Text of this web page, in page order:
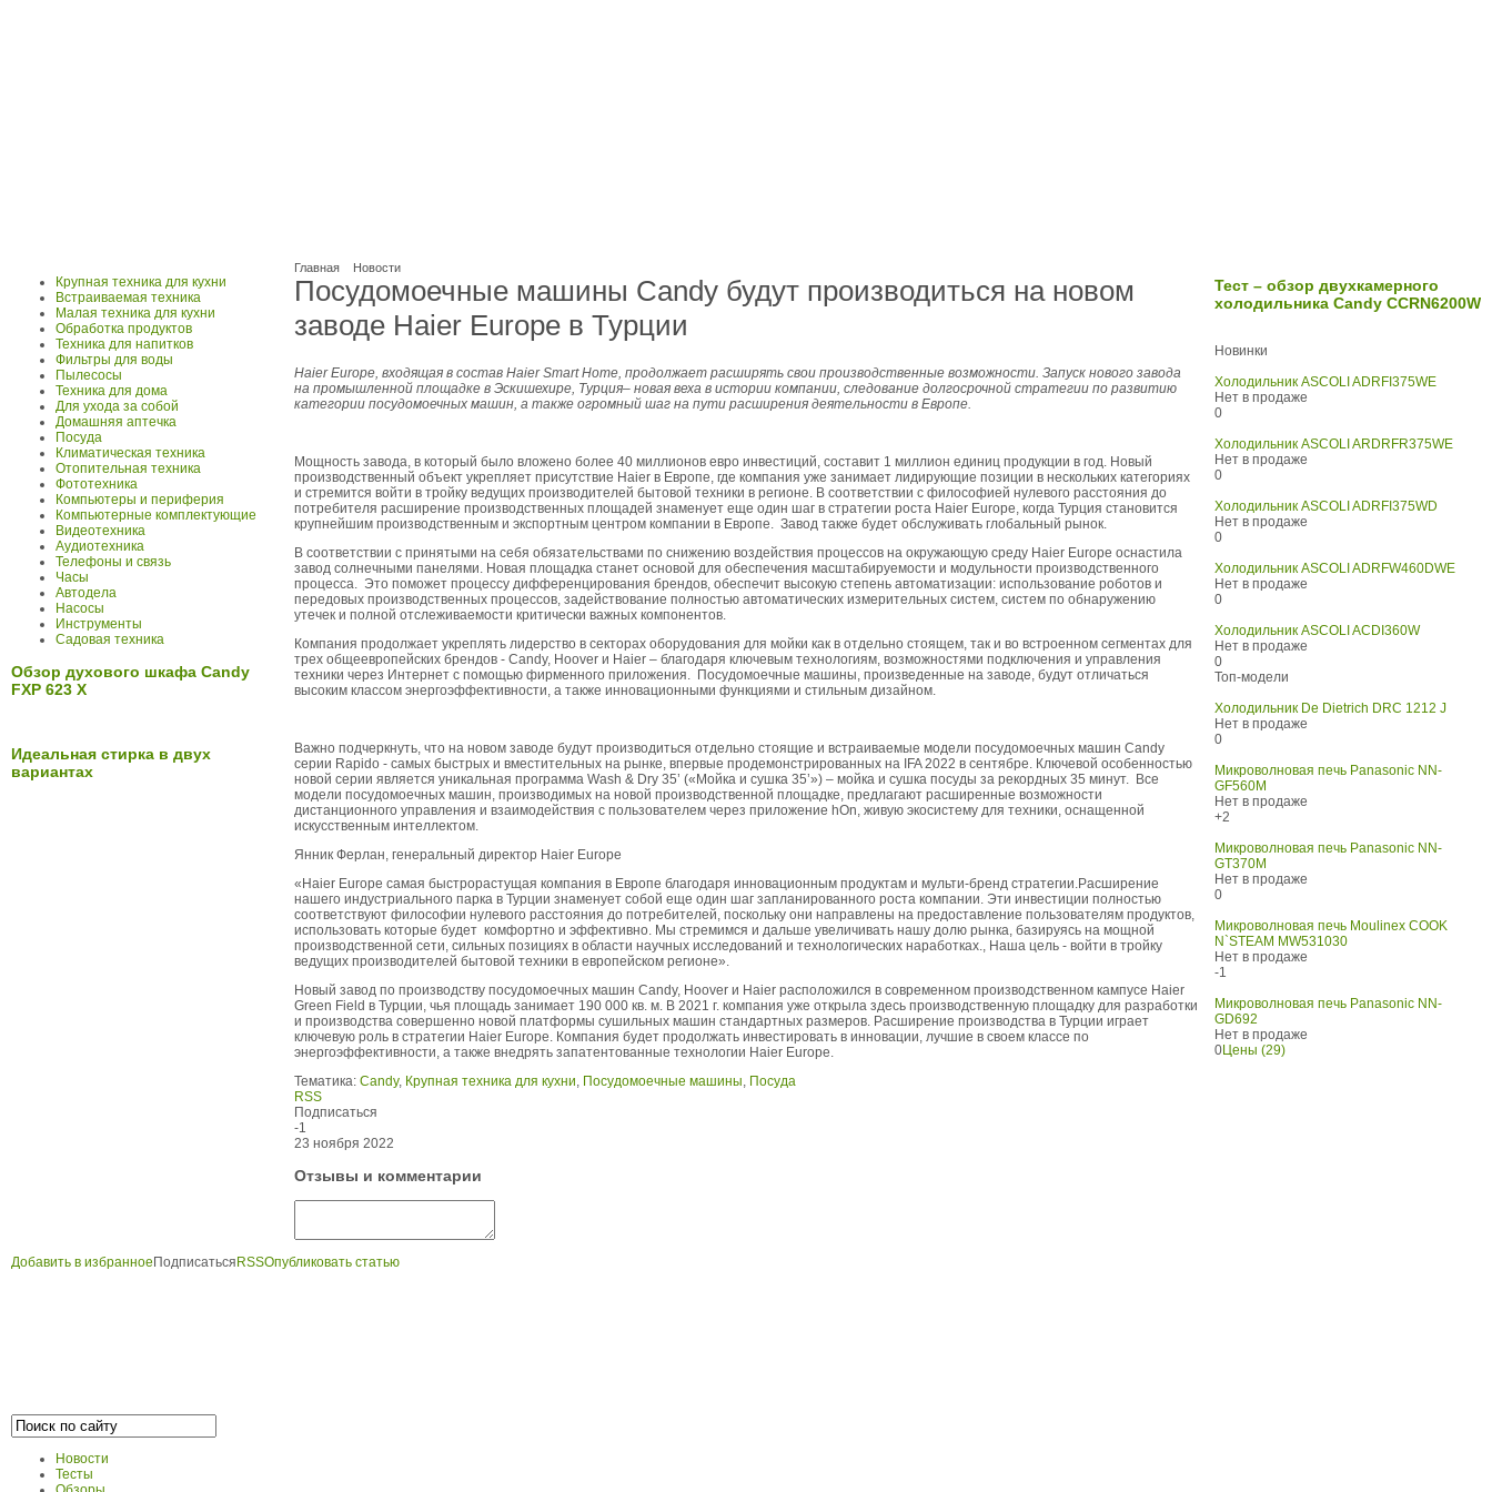
Главная Новости
Посудомоечные машины Сandy будут производиться на новом
заводе Haier Europe в Турции
Haier Europe, входящая в состав Haier Smart Home, продолжает расширять свои производственные возможности. Запуск нового завода
на промышленной площадке в Эскишехире, Турция– новая веха в истории компании, следование долгосрочной стратегии по развитию
категории посудомоечных машин, а также огромный шаг на пути расширения деятельности в Европе.
Мощность завода, в который было вложено более 40 миллионов евро инвестиций, составит 1 миллион единиц продукции в год. Новый
производственный объект укрепляет присутствие Haier в Европе, где компания уже занимает лидирующие позиции в нескольких категориях
и стремится войти в тройку ведущих производителей бытовой техники в регионе. В соответствии с философией нулевого расстояния до
потребителя расширение производственных площадей знаменует еще один шаг в стратегии роста Haier Europe, когда Турция становится
крупнейшим производственным и экспортным центром компании в Европе. Завод также будет обслуживать глобальный рынок.
В соответствии с принятыми на себя обязательствами по снижению воздействия процессов на окружающую среду Haier Europe оснастила
завод солнечными панелями. Новая площадка станет основой для обеспечения масштабируемости и модульности производственного
процесса. Это поможет процессу дифференцирования брендов, обеспечит высокую степень автоматизации: использование роботов и
передовых производственных процессов, задействование полностью автоматических измерительных систем, систем по обнаружению
утечек и полной отслеживаемости критически важных компонентов.
Компания продолжает укреплять лидерство в секторах оборудования для мойки как в отдельно стоящем, так и во встроенном сегментах для
трех общеевропейских брендов - Candy, Hoover и Haier – благодаря ключевым технологиям, возможностями подключения и управления
техники через Интернет с помощью фирменного приложения. Посудомоечные машины, произведенные на заводе, будут отличаться
высоким классом энергоэффективности, а также инновационными функциями и стильным дизайном.
Важно подчеркнуть, что на новом заводе будут производиться отдельно стоящие и встраиваемые модели посудомоечных машин Candy
серии Rapido - самых быстрых и вместительных на рынке, впервые продемонстрированных на IFA 2022 в сентябре. Ключевой особенностью
новой серии является уникальная программа Wash & Dry 35’ («Мойка и сушка 35’») – мойка и сушка посуды за рекордных 35 минут. Все
модели посудомоечных машин, производимых на новой производственной площадке, предлагают расширенные возможности
дистанционного управления и взаимодействия с пользователем через приложение hOn, живую экосистему для техники, оснащенной
искусственным интеллектом.
Янник Ферлан, генеральный директор Haier Europe
«Haier Europe самая быстрорастущая компания в Европе благодаря инновационным продуктам и мульти-бренд стратегии.Расширение
нашего индустриального парка в Турции знаменует собой еще один шаг запланированного роста компании. Эти инвестиции полностью
соответствуют философии нулевого расстояния до потребителей, поскольку они направлены на предоставление пользователям продуктов,
использовать которые будет комфортно и эффективно. Мы стремимся и дальше увеличивать нашу долю рынка, базируясь на мощной
производственной сети, сильных позициях в области научных исследований и технологических наработках., Наша цель - войти в тройку
ведущих производителей бытовой техники в европейском регионе».
Новый завод по производству посудомоечных машин Candy, Hoover и Haier расположился в современном производственном кампусе Haier
Green Field в Турции, чья площадь занимает 190 000 кв. м. В 2021 г. компания уже открыла здесь производственную площадку для разработки
и производства совершенно новой платформы сушильных машин стандартных размеров. Расширение производства в Турции играет
ключевую роль в стратегии Haier Europe. Компания будет продолжать инвестировать в инновации, лучшие в своем классе по
энергоэффективности, а также внедрять запатентованные технологии Haier Europe.
Тематика: Candy, Крупная техника для кухни, Посудомоечные машины, Посуда
RSS
Подписаться
-1
23 ноября 2022
Отзывы и комментарии
Крупная техника для кухни
Встраиваемая техника
Малая техника для кухни
Обработка продуктов
Техника для напитков
Фильтры для воды
Пылесосы
Техника для дома
Для ухода за собой
Домашняя аптечка
Посуда
Климатическая техника
Отопительная техника
Фототехника
Компьютеры и периферия
Компьютерные комплектующие
Видеотехника
Аудиотехника
Телефоны и связь
Часы
Автодела
Насосы
Инструменты
Садовая техника
Обзор духового шкафа Candy
FXP 623 X
Идеальная стирка в двух
вариантах
Тест – обзор двухкамерного
холодильника Candy CCRN6200W
Новинки
Холодильник ASCOLI ADRFI375WE
Нет в продаже
0
Холодильник ASCOLI ARDRFR375WE
Нет в продаже
0
Холодильник ASCOLI ADRFI375WD
Нет в продаже
0
Холодильник ASCOLI ADRFW460DWE
Нет в продаже
0
Холодильник ASCOLI ACDI360W
Нет в продаже
0
Топ-модели
Холодильник De Dietrich DRС 1212 J
Нет в продаже
0
Микроволновая печь Panasonic NN-
GF560M
Нет в продаже
+2
Микроволновая печь Panasonic NN-
GT370M
Нет в продаже
0
Микроволновая печь Moulinex COOK
N`STEAM MW531030
Нет в продаже
-1
Микроволновая печь Panasonic NN-
GD692
Нет в продаже
0Цены (29)
Добавить в избранное Подписаться RSSОпубликовать статью
Новости
Тесты